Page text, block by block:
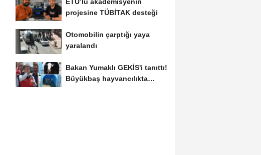
ETÜ’lü akademisyenin
projesine TÜBİTAK desteği
Otomobilin çarptığı yaya
yaralandı
Bakan Yumaklı GEKİS'i tanıttı!
Büyükbaş hayvancılıkta